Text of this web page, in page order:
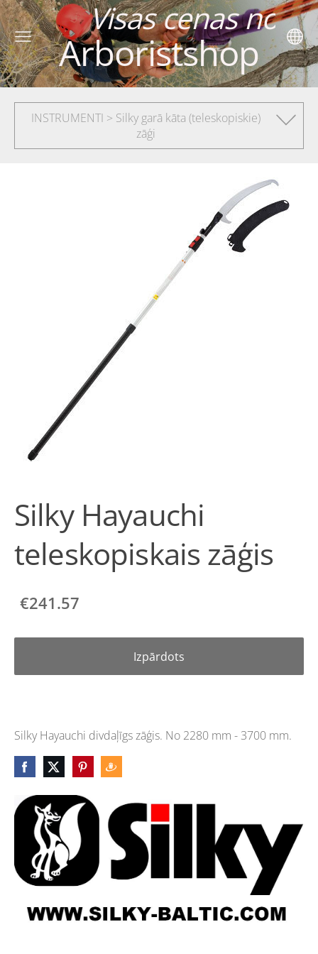
norādītas
Arboristshop
INSTRUMENTI > Silky garā kāta (teleskopiskie)
zāģi
Silky Hayauchi
teleskopiskais zāģis
€241.57
Izpārdots
Silky Hayauchi divdaļīgs zāģis. No 2280 mm - 3700 mm.